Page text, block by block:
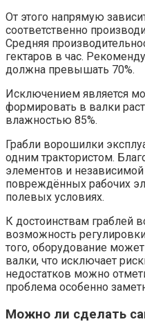
От этого напрямую
соответственно
Средняя
гектаров в час.
должна превышать 70%.
Исключением является
формировать в валки
влажностью 85%.
Грабли ворошилки
одним трактористом.
элементов и
повреждённых рабочих
полевых условиях.
К достоинствам граблей
возможность
того, оборудование
валки, что исключает
недостатков можно
проблема особенно
Можно ли сделать